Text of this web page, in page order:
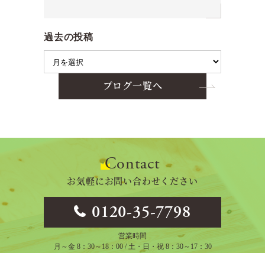
過去の投稿
ブログ一覧へ
Contact
お気軽にお問い合わせください
0120-35-7798
営業時間
月～金 8：30～18：00 / 土・日・祝 8：30～17：30